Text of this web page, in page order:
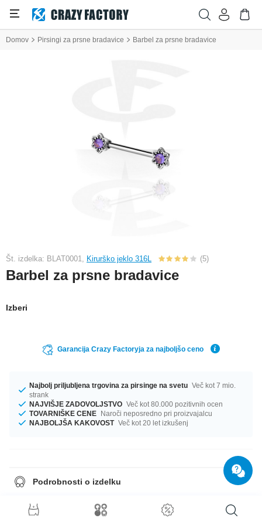
Domov Pirsingi za prsne bradavice Barbel za prsne bradavice
Št. izdelka: BLAT0001, Kirurško jeklo 316L (5)
Barbel za prsne bradavice
Izberi
Garancija Crazy Factoryja za najboljšo ceno
Najbolj priljubljena trgovina za pirsinge na svetu Več kot 7 mio.
strank
NAJVIŠJE ZADOVOLJSTVO Več kot 80.000 pozitivnih ocen
TOVARNIŠKE CENE Naroči neposredno pri proizvajalcu
NAJBOLJŠA KAKOVOST Več kot 20 let izkušenj
Podrobnosti o izdelku
Select a colour that suits you, Blue and White for example. Such a lovely
and classy product - don't wait any longer.